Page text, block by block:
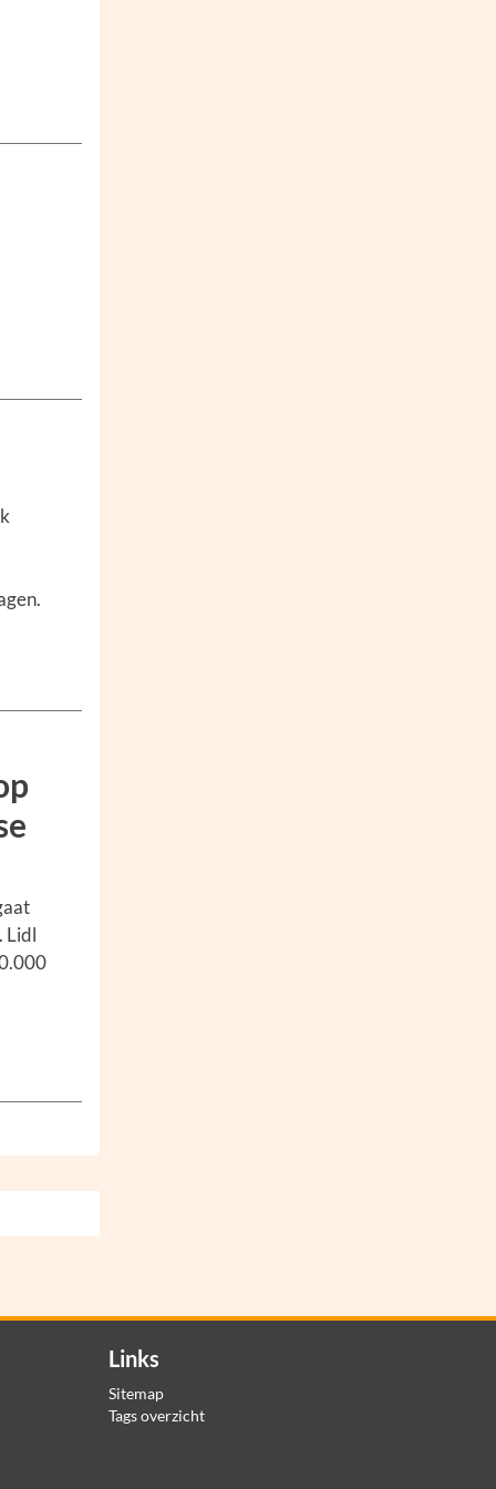
Lidl
Links
Sitemap
Tags overzicht